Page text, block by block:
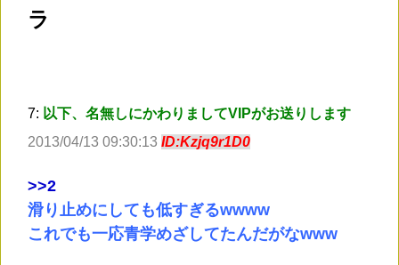
ラ
7: 以下、名無しにかわりましてVIPがお送りします
2013/04/13 09:30:13 ID:Kzjq9r1D0
>>2
滑り止めにしても低すぎるwwww
これでも一応青学めざしてたんだがなwww